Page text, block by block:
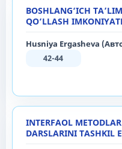
BOSHLANG‘ICH
QO‘LLASH
Husniya Ergasheva
42-44
INTERFAOL
DARSLARINI TASHKIL